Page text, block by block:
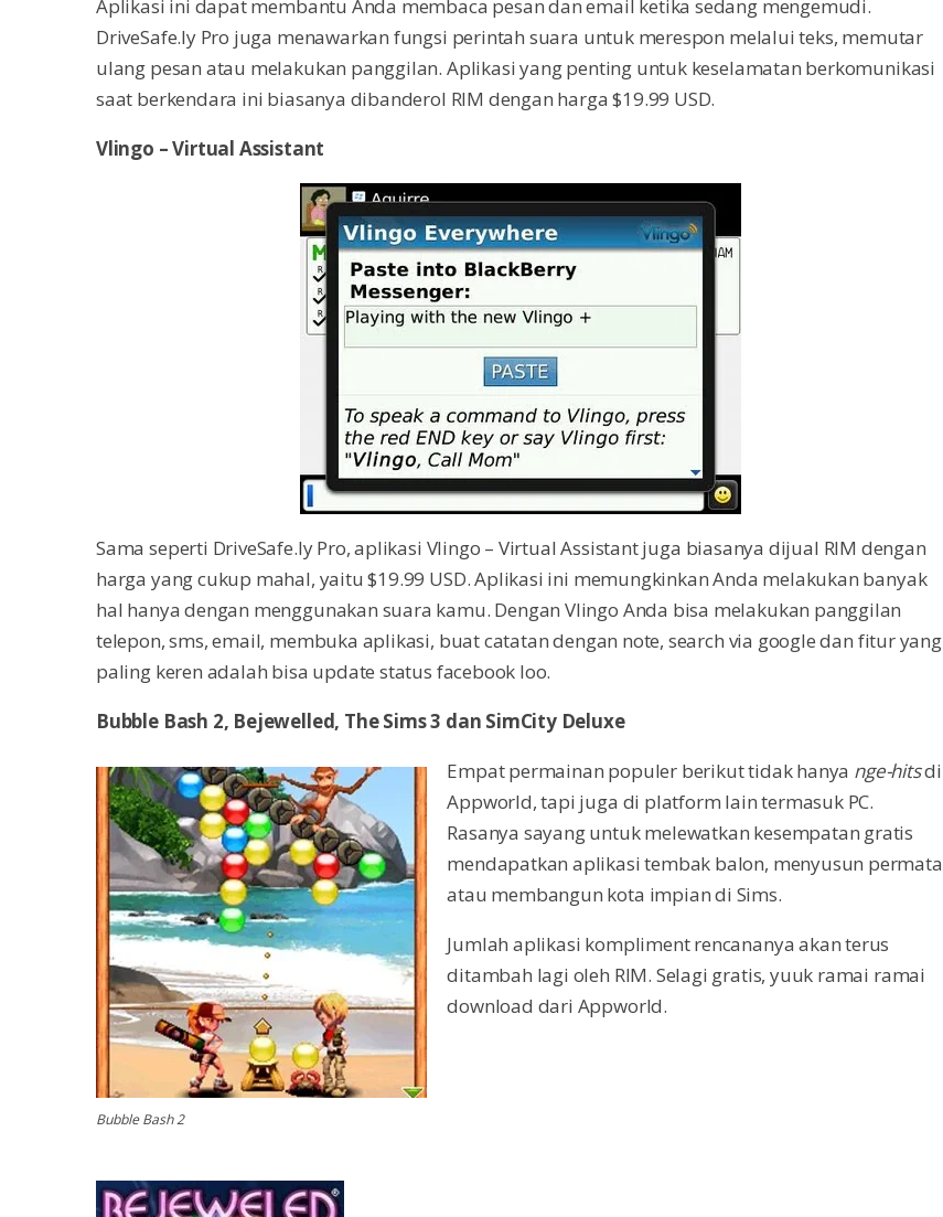
Aplikasi ini dapat membantu Anda membaca pesan dan email ketika sedang mengemudi.
DriveSafe.ly Pro juga menawarkan fungsi perintah suara untuk merespon melalui teks, memutar
ulang pesan atau melakukan panggilan. Aplikasi yang penting untuk keselamatan berkomunikasi
saat berkendara ini biasanya dibanderol RIM dengan harga $19.99 USD.
Vlingo – Virtual Assistant
Sama seperti DriveSafe.ly Pro, aplikasi Vlingo – Virtual Assistant juga biasanya dijual RIM dengan
harga yang cukup mahal, yaitu $19.99 USD. Aplikasi ini memungkinkan Anda melakukan banyak
hal hanya dengan menggunakan suara kamu. Dengan Vlingo Anda bisa melakukan panggilan
telepon, sms, email, membuka aplikasi, buat catatan dengan note, search via google dan fitur yang
paling keren adalah bisa update status facebook loo.
Bubble Bash 2, Bejewelled, The Sims 3 dan SimCity Deluxe
Bubble Bash 2
Empat permainan populer berikut tidak hanya nge-hitsdi
Appworld, tapi juga di platform lain termasuk PC.
Rasanya sayang untuk melewatkan kesempatan gratis
mendapatkan aplikasi tembak balon, menyusun permata
atau membangun kota impian di Sims.
Jumlah aplikasi kompliment rencananya akan terus
ditambah lagi oleh RIM. Selagi gratis, yuuk ramai ramai
download dari Appworld.